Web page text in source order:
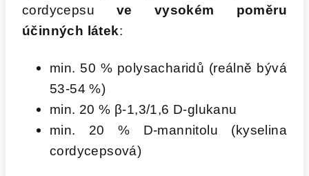
cordycepsu ve vysokém poměru
účinných látek:
min. 50 % polysacharidů (reálně bývá
53-54 %)
min. 20 % β-1,3/1,6 D-glukanu
min. 20 % D-mannitolu (kyselina
cordycepsová)